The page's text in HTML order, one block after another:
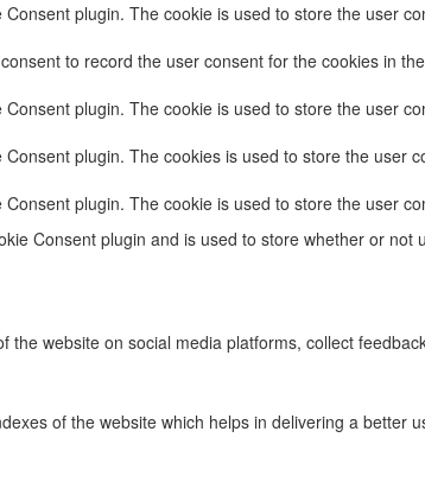
plugin. The cookie is used to store the user
to record the user consent for the cookies in
plugin. The cookie is used to store the user
plugin. The cookies is used to store the user
plugin. The cookie is used to store the user
Consent plugin and is used to store whether or
website on social media platforms, collect
of the website which helps in delivering a better